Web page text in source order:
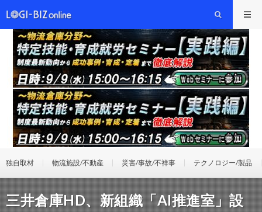
独自取材 物流施設/不動産 災害/事故/不祥事 テクノロジー/製品
三井倉庫HD、新組織「AI推進室」設